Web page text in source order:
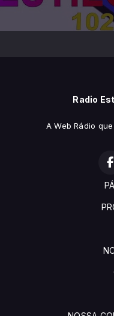
Radio
A Web Rádio